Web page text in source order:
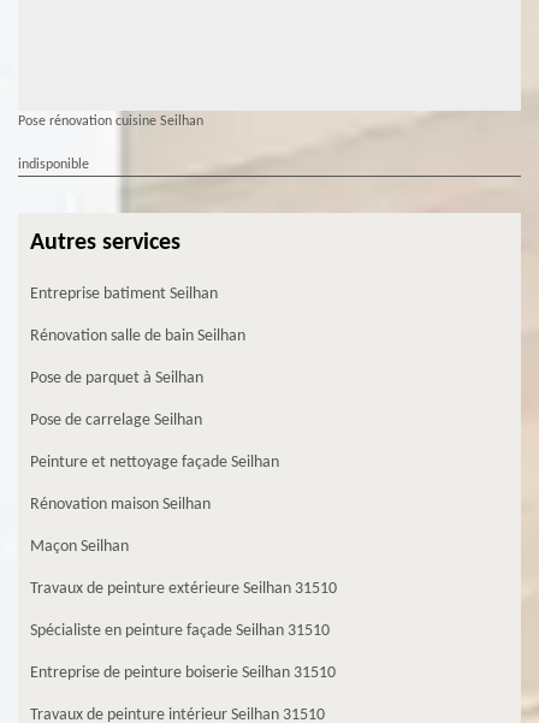
Pose rénovation cuisine Seilhan
indisponible
Autres services
Entreprise batiment Seilhan
Rénovation salle de bain Seilhan
Pose de parquet à Seilhan
Pose de carrelage Seilhan
Peinture et nettoyage façade Seilhan
Rénovation maison Seilhan
Maçon Seilhan
Travaux de peinture extérieure Seilhan 31510
Spécialiste en peinture façade Seilhan 31510
Entreprise de peinture boiserie Seilhan 31510
Travaux de peinture intérieur Seilhan 31510